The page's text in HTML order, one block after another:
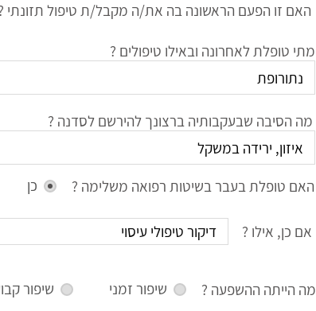
האם זו הפעם הראשונה בה את/ה מקבל/ת טיפול תזונתי
מתי טופלת לאחרונה ובאילו טיפולים ?
מה הסיבה שבעקבותיה ברצונך להירשם לסדנה ?
האם טופלת בעבר בשיטות רפואה משלימה ? כן
אם כן, אילו ?
מה הייתה ההשפעה ? שיפור זמני שיפור